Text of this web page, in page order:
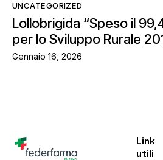
UNCATEGORIZED
Lollobrigida “Speso il
per lo Sviluppo Rurale
Gennaio 16, 2026
Link
utili